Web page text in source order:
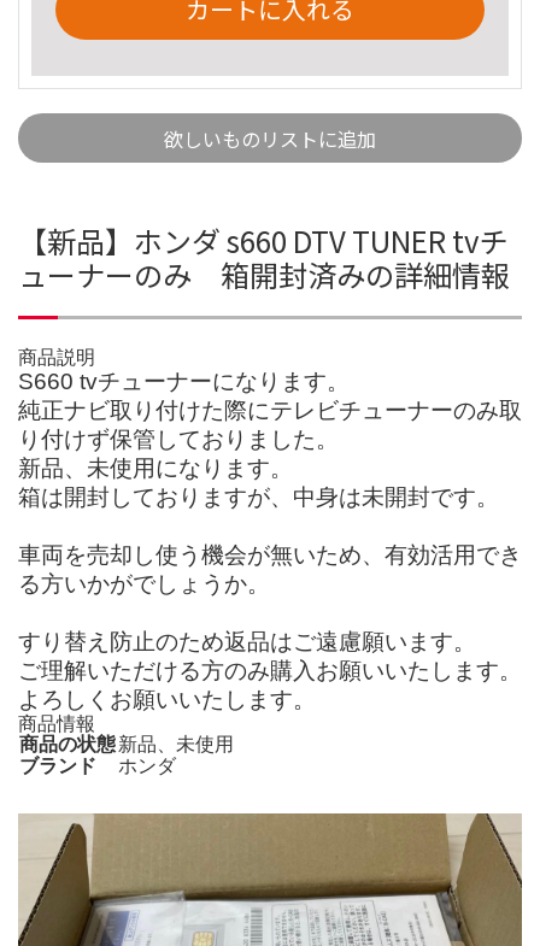
カートに入れる
欲しいものリストに追加
【新品】ホンダ s660 DTV TUNER tvチ
ューナーのみ 箱開封済みの詳細情報
商品説明
S660 tvチューナーになります。
純正ナビ取り付けた際にテレビチューナーのみ取
り付けず保管しておりました。
新品、未使用になります。
箱は開封しておりますが、中身は未開封です。
車両を売却し使う機会が無いため、有効活用でき
る方いかがでしょうか。
すり替え防止のため返品はご遠慮願います。
ご理解いただける方のみ購入お願いいたします。
よろしくお願いいたします。
商品情報
商品の状態新品、未使用
ブランド
ホンダ